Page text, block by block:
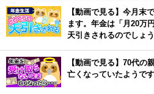
【動画で見る】今月末
ます。年金は「月20万
天引きされるのでしょ
【動画で見る】70代の
亡くなっていたようで